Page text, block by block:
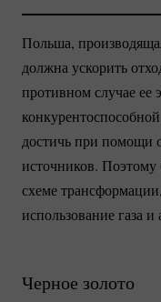
Польша,
должна ускорить
противном случае ее
достичь при помощи
источников.
схеме
использование газа
Черное золото